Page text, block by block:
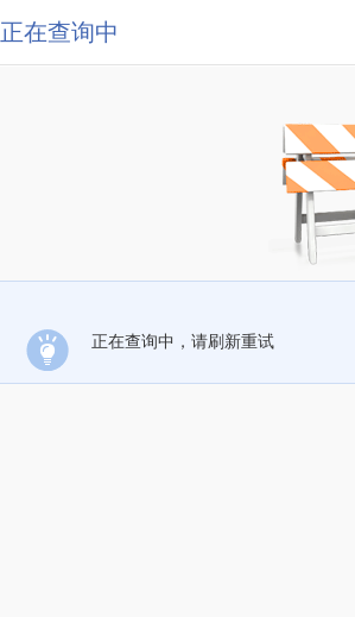
正在查询中
正在查询中，请刷新重试